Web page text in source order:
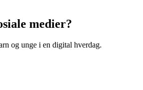
medier?
og unge i en digital hverdag.